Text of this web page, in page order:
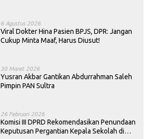
6 Agustus 2026
Viral Dokter Hina Pasien BPJS, DPR: Jangan
Cukup Minta Maaf, Harus Diusut!
30 Maret 2026
Yusran Akbar Gantikan Abdurrahman Saleh
Pimpin PAN Sultra
26 Februari 2026
Komisi III DPRD Rekomendasikan Penundaan
Keputusan Pergantian Kepala Sekolah di